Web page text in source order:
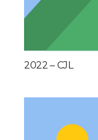
2022 – CJL